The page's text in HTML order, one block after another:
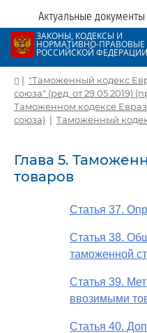
Актуальные
ЗАКОНЫ, КОДЕКСЫ И
НОРМАТИВНО-ПРАВОВЫЕ
РОССИЙСКОЙ ФЕДЕРАЦИИ
| "Таможенный кодекс
союза" (ред. от 29.05.2019)
Таможенном кодексе
союза) | Таможенный
Глава 5.
товаров
Статья 37.
Статья 38.
таможенной
Статья 39.
ввозимыми
Статья 40.